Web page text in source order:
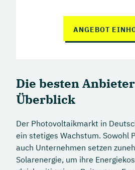
ANGEBOT
Die besten
Überblick
Der Photovoltaikmarkt in
ein stetiges Wachstum. Sowohl
auch Unternehmen setzen
Solarenergie, um ihre